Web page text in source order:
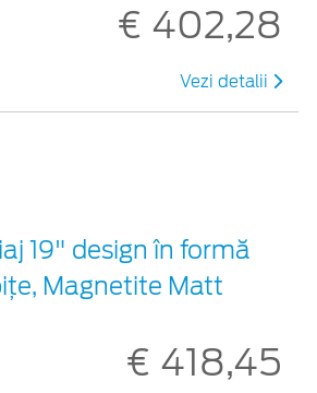
€ 402,28
Vezi detalii
19" design în formă
Magnetite Matt
€ 418,45